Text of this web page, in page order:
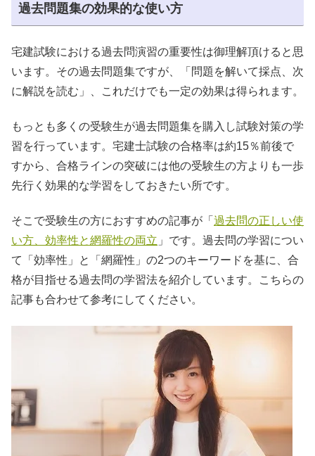
過去問題集の効果的な使い方
宅建試験における過去問演習の重要性は御理解頂けると思
います。その過去問題集ですが、「問題を解いて採点、次
に解説を読む」、これだけでも一定の効果は得られます。
もっとも多くの受験生が過去問題集を購入し試験対策の学
習を行っています。宅建士試験の合格率は約15％前後で
すから、合格ラインの突破には他の受験生の方よりも一歩
先行く効果的な学習をしておきたい所です。
そこで受験生の方におすすめの記事が「 過去問の正しい使
い方、効率性と網羅性の両立 」です。過去問の学習につい
て「効率性」と「網羅性」の2つのキーワードを基に、合
格が目指せる過去問の学習法を紹介しています。こちらの
記事も合わせて参考にしてください。